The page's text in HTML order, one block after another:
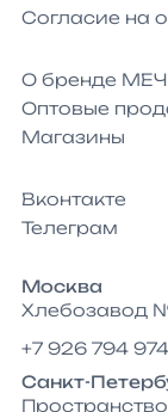
Согласие на
О бренде МЕЧ
Оптовые
Магазины
Вконтакте
Телеграм
Москва
Хлебозавод
+7 926 794
Санкт-